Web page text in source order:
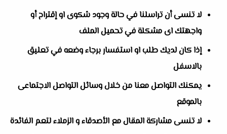
لا تنسى أن تراسلنا في حالة وجود شكوى او إقتراح أو
واجهتك اى مشكلة في تحميل الملف
إذا كان لديك طلب او استفسار برجاء وضعه في تعليق
بالاسفل
يمكنك التواصل معنا من خلال وسائل التواصل الاجتماعى
بالموقع
لا تنسى مشاركة المقال مع الأصدقاء و الزملاء لتعم الفائدة